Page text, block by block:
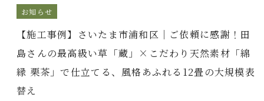
お知らせ
【施工事例】さいたま市浦和区｜ご依頼に感謝！田
島さんの最高級い草「蔵」×こだわり天然素材「綿
縁 栗茶」で仕立てる、風格あふれる12畳の大規模表
替え